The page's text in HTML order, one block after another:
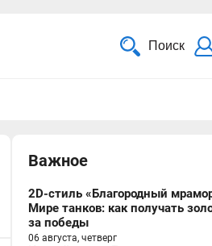
Поиск
Важное
2D-стиль «Благородный
Мире танков: как получать
за победы
06 августа, четверг